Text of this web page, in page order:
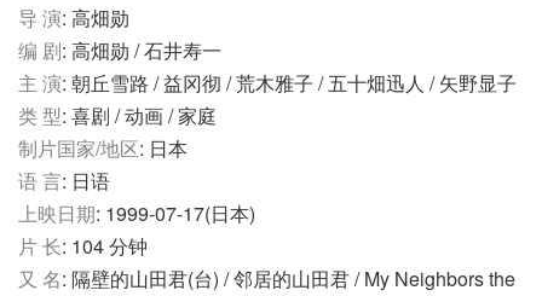
导 演: 高畑勋
编 剧: 高畑勋 / 石井寿一
主 演: 朝丘雪路 / 益冈彻 / 荒木雅子 / 五十畑迅人 / 矢野显子
类 型: 喜剧 / 动画 / 家庭
制片国家/地区: 日本
语 言: 日语
上映日期: 1999-07-17(日本)
片 长: 104 分钟
又 名: 隔壁的山田君(台) / 邻居的山田君 / My Neighbors the